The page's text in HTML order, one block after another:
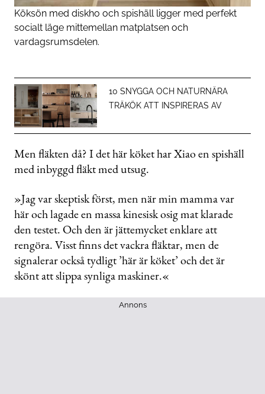
Köksön med diskho och spishäll ligger med perfekt
socialt läge mittemellan matplatsen och
vardagsrumsdelen.
10 SNYGGA OCH NATURNÄRA
TRÄKÖK ATT INSPIRERAS AV
Men fläkten då? I det här köket har Xiao en spishäll
med inbyggd fläkt med utsug.
»Jag var skeptisk först, men när min mamma var
här och lagade en massa kinesisk osig mat klarade
den testet. Och den är jättemycket enklare att
rengöra. Visst finns det vackra fläktar, men de
signalerar också tydligt ’här är köket’ och det är
skönt att slippa synliga maskiner.«
Annons